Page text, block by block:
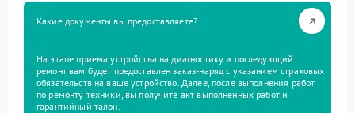
Какие документы вы предоставляете?
На этапе приема устройства на диагностику и последующий
ремонт вам будет предоставлен заказ-наряд с указанием страховых
обязательств на ваше устройство. Далее, после выполнения работ
по ремонту техники, вы получите акт выполненных работ и
гарантийный талон.